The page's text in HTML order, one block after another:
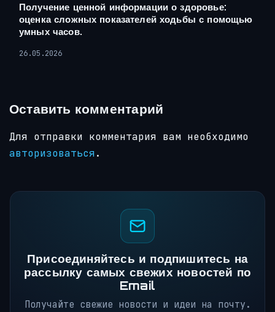
Получение ценной информации о здоровье:
оценка сложных показателей ходьбы с помощью
умных часов.
26.05.2026
Оставить комментарий
Для отправки комментария вам необходимо
авторизоваться.
Присоединяйтесь и подпишитесь на
рассылку самых свежих новостей по
Email
Получайте свежие новости и идеи на почту.